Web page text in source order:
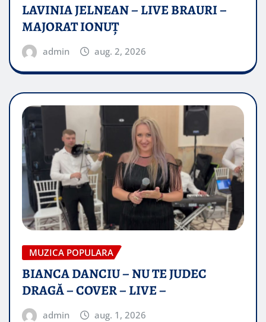
LAVINIA JELNEAN – LIVE BRAURI –
MAJORAT IONUŢ
admin aug. 2, 2026
MUZICA POPULARA
BIANCA DANCIU – NU TE JUDEC
DRAGĂ – COVER – LIVE –
admin aug. 1, 2026